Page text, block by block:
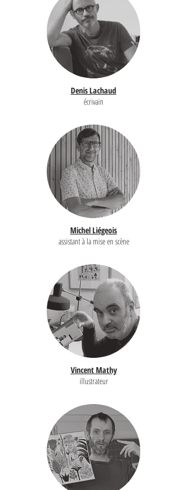
Denis Lachaud
écrivain
Michel Liégeois
assistant à la mise en scène
Vincent Mathy
illustrateur